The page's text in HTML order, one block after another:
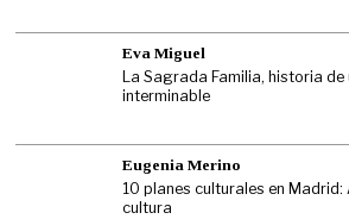
Eva Miguel
La Sagrada Familia, historia de
interminable
Eugenia Merino
10 planes culturales en Madrid:
cultura